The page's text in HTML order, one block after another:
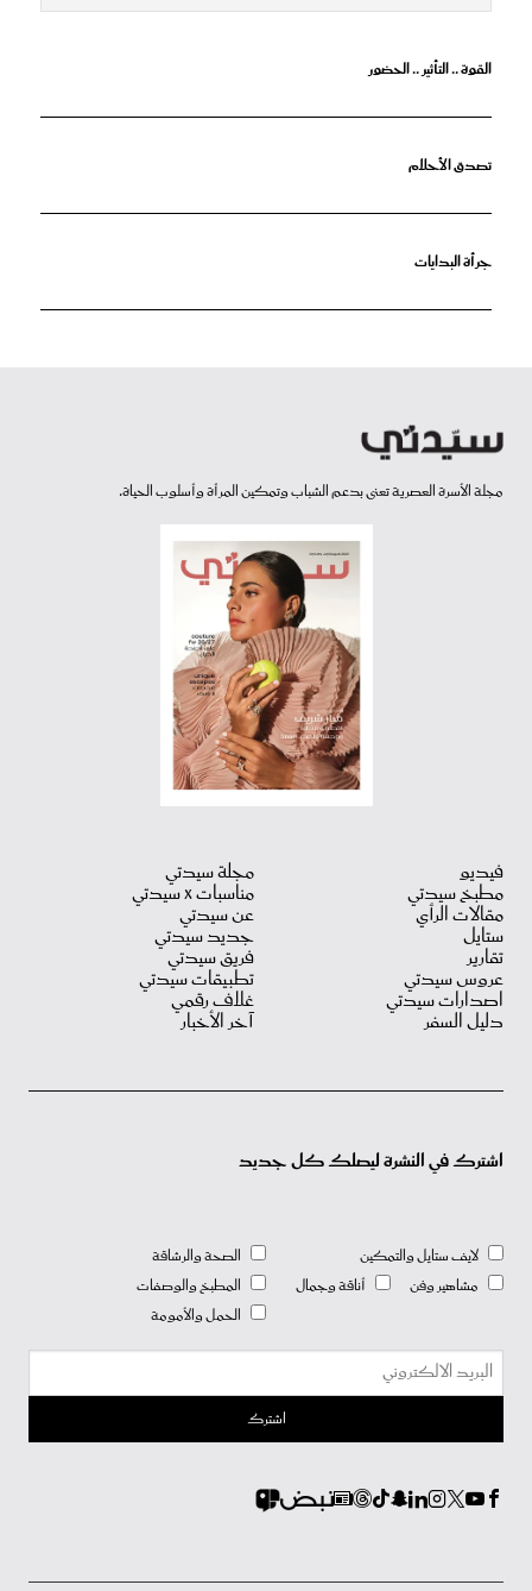
القوة .. التأثير .. الحضور
تصدق الأحلام
جرأة البدايات
مجلة الأسرة العصرية تعنى بدعم الشباب وتمكين المرأة وأسلوب الحياة.
فيديو
مطبخ سيدتي
مقالات الرأي
ستايل
تقارير
عروس سيدتي
اصدارات سيدتي
دليل السفر
مجلة سيدتي
مناسبات X سيدتي
عن سيدتي
جديد سيدتي
فريق سيدتي
تطبيقات سيدتي
غلاف رقمي
آخر الأخبار
اشترك في النشرة ليصلك كل جديد
لايف ستايل والتمكين
مشاهير وفن
أناقة وجمال
الصحة والرشاقة
المطبخ والوصفات
الحمل والأمومة